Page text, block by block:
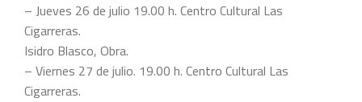
– Jueves 26 de julio 19.00 h. Centro Cultural Las
Cigarreras.
Isidro Blasco, Obra.
– Viernes 27 de julio. 19.00 h. Centro Cultural Las
Cigarreras.